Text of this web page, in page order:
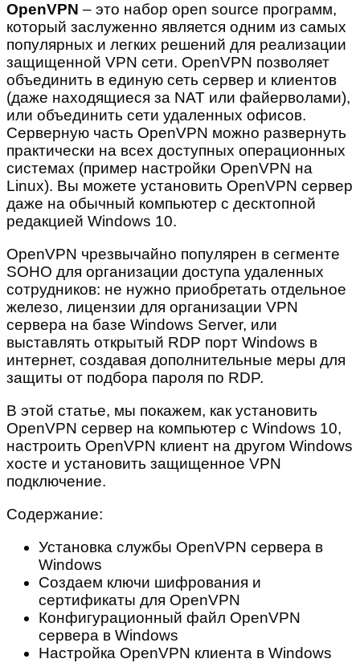
OpenVPN – это набор open source программ,
который заслуженно является одним из самых
популярных и легких решений для реализации
защищенной VPN сети. OpenVPN позволяет
объединить в единую сеть сервер и клиентов
(даже находящиеся за NAT или файерволами),
или объединить сети удаленных офисов.
Серверную часть OpenVPN можно развернуть
практически на всех доступных операционных
системах (пример настройки OpenVPN на
Linux). Вы можете установить OpenVPN сервер
даже на обычный компьютер с десктопной
редакцией Windows 10.
OpenVPN чрезвычайно популярен в сегменте
SOHO для организации доступа удаленных
сотрудников: не нужно приобретать отдельное
железо, лицензии для организации VPN
сервера на базе Windows Server, или
выставлять открытый RDP порт Windows в
интернет, создавая дополнительные меры для
защиты от подбора пароля по RDP.
В этой статье, мы покажем, как установить
OpenVPN сервер на компьютер с Windows 10,
настроить OpenVPN клиент на другом Windows
хосте и установить защищенное VPN
подключение.
Содержание:
Установка службы OpenVPN сервера в
Windows
Создаем ключи шифрования и
сертификаты для OpenVPN
Конфигурационный файл OpenVPN
сервера в Windows
Настройка OpenVPN клиента в Windows